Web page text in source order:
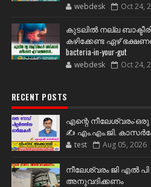
webdesk Oct 24,
കുടലിൽ നല്ല
കഴിക്കേണ്ട ഏഴ്
bacteria-in-your-gut
webdesk Oct 24,
RECENT POSTS
എന്റെ
✍️ എം.എം.ജി.
test Aug 05, 2026
നീലേശ്വരം ജി എൽ
അനുവദിക്കണം